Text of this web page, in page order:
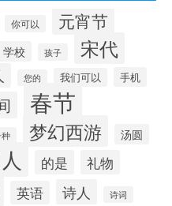
你可以 元宵节
学校 孩子 宋代
您的 我们可以 手机
春节
梦幻西游 汤圆
的是 礼物
英语 诗人 诗词